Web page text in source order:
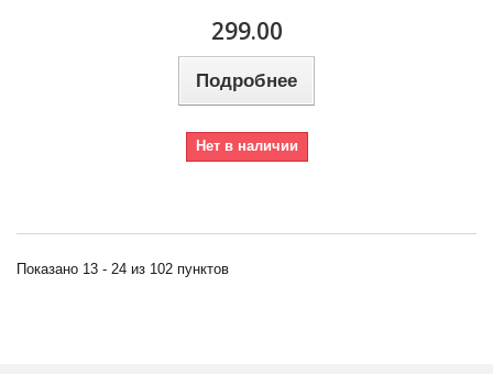
299.00
Подробнее
Нет в наличии
Показано 13 - 24 из 102 пунктов